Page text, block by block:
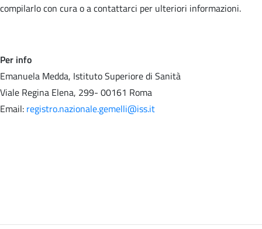
compilarlo con cura o a contattarci per ulteriori informazioni.
Per info
Emanuela Medda, Istituto Superiore di Sanità
Viale Regina Elena, 299- 00161 Roma
Email: registro.nazionale.gemelli@iss.it